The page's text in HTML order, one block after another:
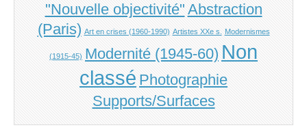
"Nouvelle objectivité" Abstraction
(Paris) Art en crises (1960-1990) Artistes XXe s. Modernismes
(1915-45) Modernité (1945-60) Non
classé Photographie
Supports/Surfaces